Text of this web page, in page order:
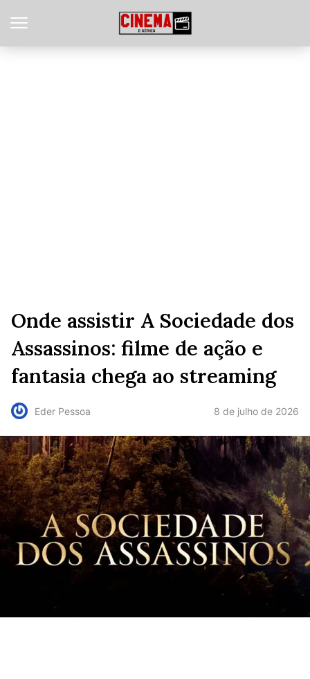
Onde assistir A Sociedade dos
Assassinos: filme de ação e
fantasia chega ao streaming
Eder Pessoa 8 de julho de 2026